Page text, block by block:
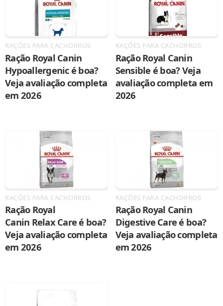
RAÇÕES PARA CACHORROS
Ração Royal Canin
Hypoallergenic é boa?
Veja avaliação completa
em 2026
RAÇÕES PARA CACHORROS
Ração Royal Canin
Sensible é boa? Veja
avaliação completa em
2026
RAÇÕES PARA CACHORROS
Ração Royal
Canin Relax Care é boa?
Veja avaliação completa
em 2026
RAÇÕES PARA CACHORROS
Ração Royal Canin
Digestive Care é boa?
Veja avaliação completa
em 2026